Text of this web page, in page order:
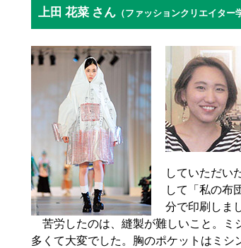
上田 花菜 さん （ファッションクリエイター
していただい
して「私の布
分で印刷しま
苦労したのは、縫製が難しいこと。ミ
多くて大変でした。胸のポケットはミ